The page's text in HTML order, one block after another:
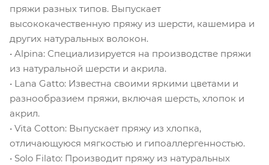
пряжи разных типов. Выпускает
высококачественную пряжу из шерсти, кашемира и
других натуральных волокон.
• Alpina: Специализируется на производстве пряжи
из натуральной шерсти и акрила.
• Lana Gatto: Известна своими яркими цветами и
разнообразием пряжи, включая шерсть, хлопок и
акрил.
• Vita Cotton: Выпускает пряжу из хлопка,
отличающуюся мягкостью и гипоаллергенностью.
• Solo Filato: Производит пряжу из натуральных